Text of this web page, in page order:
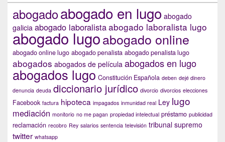
abogadoabogado en lugo abogado
galicia abogado laboralistaabogado laboralista lugo
abogado lugoabogado online
abogado online lugo abogado penalista abogado penalista lugo
abogados abogados de película abogados en lugo
abogados lugo Constitución Española deben dejé dinero
denuncia deuda diccionario jurídico divorcio divorcios elecciones
Facebook factura hipoteca impagados inmunidad real Ley lugo
mediación monitorio no me pagan propiedad intelectual préstamo publicidad
reclamación recobro Rey salarios sentencia televisión tribunal supremo
twitter whatsapp